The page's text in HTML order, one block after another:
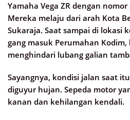
Yamaha Vega ZR dengan nomor
Mereka melaju dari arah Kota
Sukaraja. Saat sampai di lokasi
gang masuk Perumahan
menghindari lubang galian
Sayangnya, kondisi jalan saat
diguyur hujan. Sepeda motor
kanan dan kehilangan kendali.